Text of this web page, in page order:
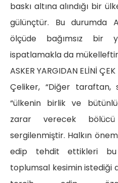
baskı altına alındığı bir
gülünçtür. Bu durumda
ölçüde bağımsız bir
ispatlamakla da
ASKER YARGIDAN ELİNİ ÇEK
Çeliker, “Diğer taraftan,
“ülkenin birlik ve
zarar verecek
sergilenmiştir. Halkın
edip tehdit ettikleri bu
toplumsal kesimin istediği